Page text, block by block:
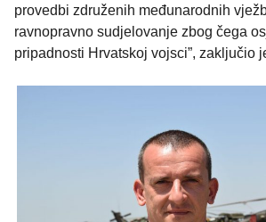
provedbi združenih međunarodnih
ravnopravno sudjelovanje zbog čega
pripadnosti Hrvatskoj vojsci”, zaključio